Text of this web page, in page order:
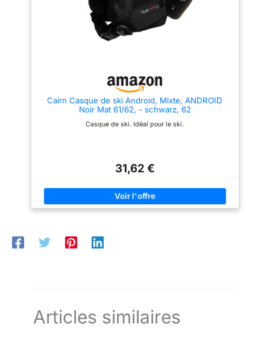
Cairn Casque de ski Android, Mixte, ANDROID
Noir Mat 61/62, - schwarz, 62
Casque de ski. Idéal pour le ski.
31,62 €
Articles similaires